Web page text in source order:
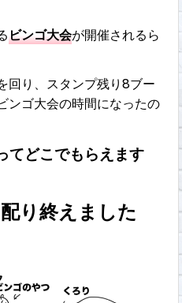
ビンゴ大会が開催されるら
回り、スタンプ残り8ブー
ンゴ大会の時間になったの
てどこでもらえます
り終えました